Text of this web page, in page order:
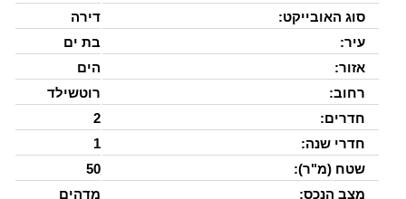
סוג האובייקט:
דירה
עיר:
בת ים
אזור:
הים
רחוב:
רוטשילד
חדרים:
2
חדרי שנה:
1
שטח (מ"ר):
50
מצב הנכס:
מדהים